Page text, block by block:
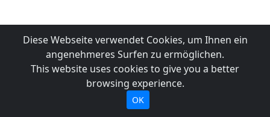
Diese Webseite verwendet Cookies, um Ihnen ein
angenehmeres Surfen zu ermöglichen.
This website uses cookies to give you a better
browsing experience.
OK